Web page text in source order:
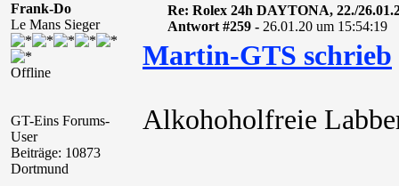
Frank-Do
Le Mans Sieger
Offline
GT-Eins Forums-
User
Beiträge: 10873
Dortmund
Re: Rolex 24h DAYTONA, 22./
Antwort #259 - 26.01.20 um 15:54:19
Martin-GTS schrieb
Alkohoholfreie